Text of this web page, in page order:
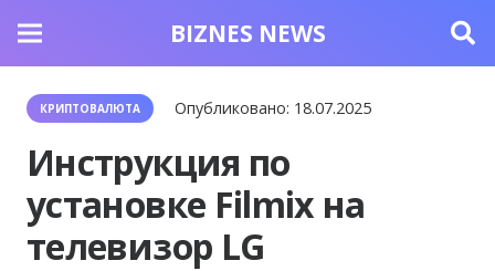
BIZNES NEWS
КРИПТОВАЛЮТА Опубликовано: 18.07.2025
Инструкция по
установке Filmix на
телевизор LG